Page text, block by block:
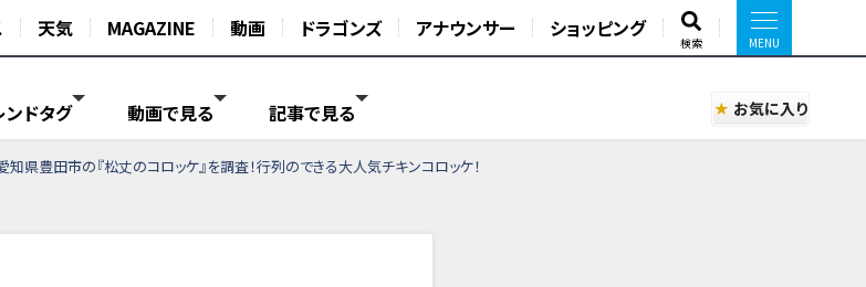
天気 MAGAZINE 動画 ドラゴンズ アナウンサー ショッピング
検索
ンドタグ 動画で見る 記事で見る お気に入り
県豊田市の『松丈のコロッケ』を調査！行列のできる大人気チキンコロッケ！